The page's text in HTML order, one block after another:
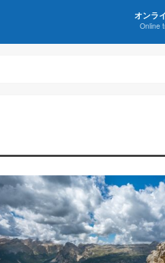
オンラ
Online